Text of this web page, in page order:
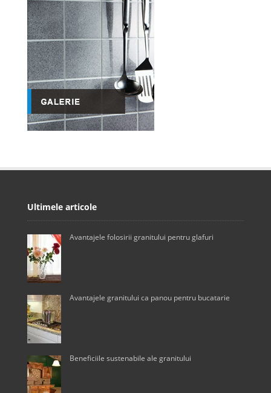
Ultimele articole
Avantajele folosirii granitului pentru glafuri
Avantajele granitului ca panou pentru bucatarie
Beneficiile sustenabile ale granitului